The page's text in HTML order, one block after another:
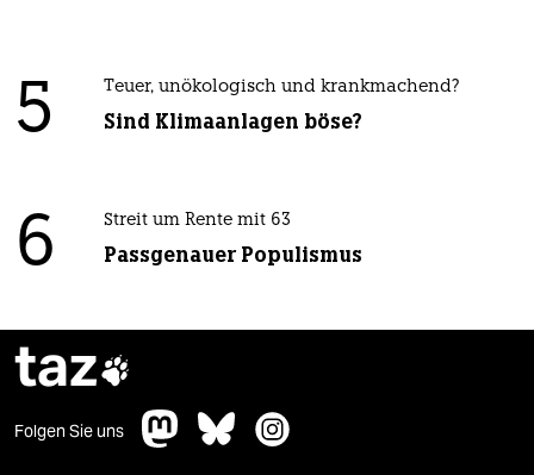
5 Teuer, unökologisch und krankmachend?
Sind Klimaanlagen böse?
6 Streit um Rente mit 63
Passgenauer Populismus
taz
Folgen Sie uns